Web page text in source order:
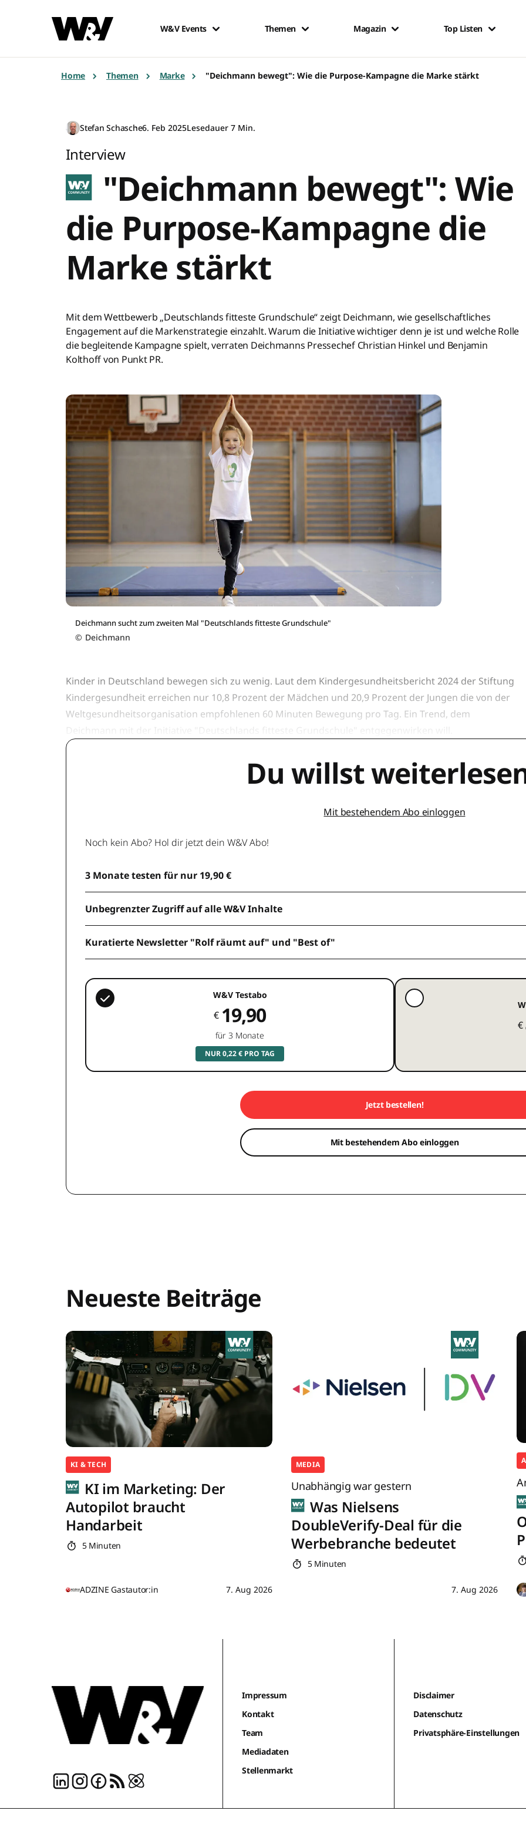
W&V Events Themen Magazin Top Listen
Home Themen Marke "Deichmann bewegt": Wie die Purpose-Kampagne die Marke stärkt
Stefan Schasche6. Feb 2025Lesedauer 7 Min.
Interview
"Deichmann bewegt": Wie
die Purpose-Kampagne die
Marke stärkt
Mit dem Wettbewerb „Deutschlands fitteste Grundschule“ zeigt Deichmann, wie gesellschaftliches
Engagement auf die Markenstrategie einzahlt. Warum die Initiative wichtiger denn je ist und welche Rolle
die begleitende Kampagne spielt, verraten Deichmanns Pressechef Christian Hinkel und Benjamin
Kolthoff von Punkt PR.
Deichmann sucht zum zweiten Mal "Deutschlands fitteste Grundschule"
© Deichmann
Kinder in Deutschland bewegen sich zu wenig. Laut dem Kindergesundheitsbericht 2024 der Stiftung
Kindergesundheit erreichen nur 10,8 Prozent der Mädchen und 20,9 Prozent der Jungen die von der
Weltgesundheitsorganisation empfohlenen 60 Minuten Bewegung pro Tag. Ein Trend, dem
Du willst
Mit bestehendem Abo einloggen
Noch kein Abo? Hol dir jetzt dein W&V Abo!
3 Monate testen für nur 19,90 €
Unbegrenzter Zugriff auf alle W&V Inhalte
Kuratierte Newsletter "Rolf räumt auf" und "Best of"
W&V Testabo
€ 19,90
für 3 Monate
NUR 0,22 € PRO TAG
€
Jetzt bestellen!
Mit bestehendem Abo einloggen
Neueste Beiträge
KI & TECH
KI im Marketing: Der
Autopilot braucht
Handarbeit
5 Minuten
ADZINE Gastautor:in 7. Aug 2026
MEDIA
Unabhängig war gestern
Was Nielsens
DoubleVerify-Deal für die
Werbebranche bedeutet
5 Minuten
7. Aug 2026
Impressum
Kontakt
Team
Mediadaten
Stellenmarkt
Disclaimer
Datenschutz
Privatsphäre-Einstellungen